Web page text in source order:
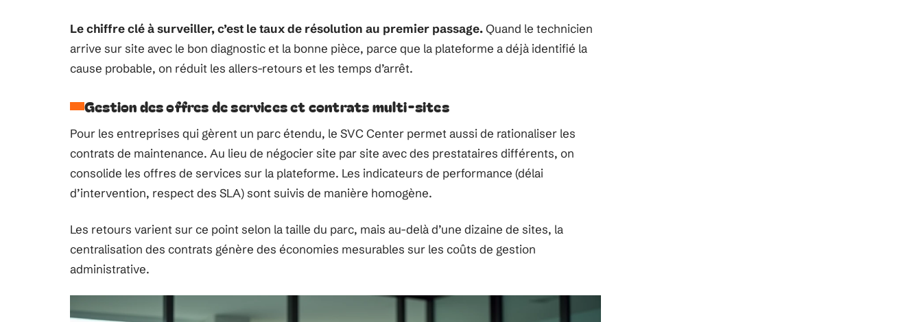
Le chiffre clé à surveiller, c’est le taux de résolution au premier passage.Quand le technicien
arrive sur site avec le bon diagnostic et la bonne pièce, parce que la plateforme a déjà identifié la
cause probable, on réduit les allers-retours et les temps d’arrêt.
Gestion des offres de services et contrats multi-sites
Pour les entreprises qui gèrent un parc étendu, le SVC Center permet aussi de rationaliser les
contrats de maintenance. Au lieu de négocier site par site avec des prestataires différents, on
consolide les offres de services sur la plateforme. Les indicateurs de performance (délai
d’intervention, respect des SLA) sont suivis de manière homogène.
Les retours varient sur ce point selon la taille du parc, mais au-delà d’une dizaine de sites, la
centralisation des contrats génère des économies mesurables sur les coûts de gestion
administrative.